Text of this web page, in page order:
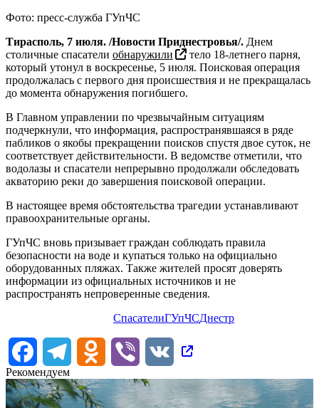
Фото: пресс-служба ГУпЧС
Тирасполь, 7 июля. /Новости Приднестровья/. Днем
столичные спасатели обнаружили
тело 18-летнего парня,
который утонул в воскресенье, 5 июля. Поисковая операция
продолжалась с первого дня происшествия и не прекращалась
до момента обнаружения погибшего.
В Главном управлении по чрезвычайным ситуациям
подчеркнули, что информация, распространявшаяся в ряде
пабликов о якобы прекращении поисков спустя двое суток, не
соответствует действительности. В ведомстве отметили, что
водолазы и спасатели непрерывно продолжали обследовать
акваторию реки до завершения поисковой операции.
В настоящее время обстоятельства трагедии устанавливают
правоохранительные органы.
ГУпЧС вновь призывает граждан соблюдать правила
безопасности на воде и купаться только на официально
оборудованных пляжах. Также жителей просят доверять
информации из официальных источников и не
распространять непроверенные сведения.
СпасателиГУпЧСДнестр
FacebookTelegram Odnoklassniki
Viber
VK
Рекомендуем